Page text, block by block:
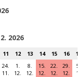
2026
11 12 13 14 15 16
24.
11.
1.
12.
8.
12.
15.
12.
22.
12.
29.
12.
5.
1.